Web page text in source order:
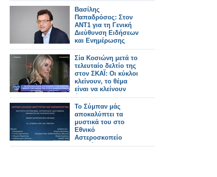
Βασίλης
Παπαδρόσος: Στον
ΑΝΤ1 για τη Γενική
Διεύθυνση Ειδήσεων
και Ενημέρωσης
Σία Κοσιώνη μετά το
τελευταίο δελτίο της
στον ΣΚΑΪ: Οι κύκλοι
κλείνουν, το θέμα
είναι να κλείνουν
όμορφα και με
αξιοπρέπεια
Το Σύμπαν μάς
αποκαλύπτει τα
μυστικά του στο
Εθνικό
Αστεροσκοπείο
Αθηνών